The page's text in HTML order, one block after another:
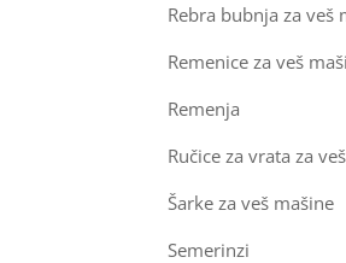
Rebra bubnja za veš
Remenice za veš
Remenja
Ručice za vrata za
Šarke za veš mašine
Semerinzi